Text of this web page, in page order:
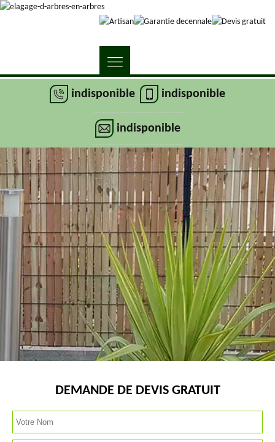
indisponible indisponible
indisponible
DEMANDE DE DEVIS GRATUIT